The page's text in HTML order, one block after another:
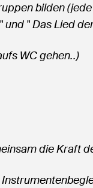
bilden
und " Das Lied
WC gehen..)
die Kraft